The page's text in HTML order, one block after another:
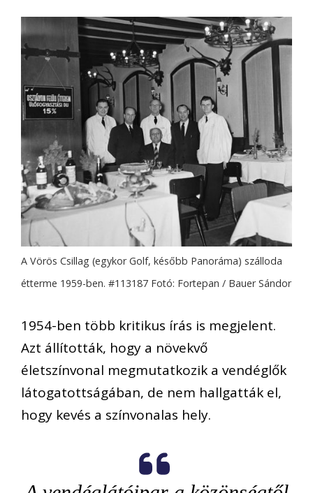
A Vörös Csillag (egykor Golf, később Panoráma) szálloda
étterme 1959-ben. #113187 Fotó: Fortepan / Bauer Sándor
1954-ben több kritikus írás is megjelent.
Azt állították, hogy a növekvő
életszínvonal megmutatkozik a vendéglők
látogatottságában, de nem hallgatták el,
hogy kevés a színvonalas hely.